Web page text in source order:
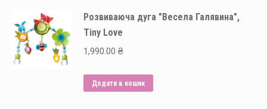
Розвиваюча дуга "Весела Галявина",
Tiny Love
1,990.00 ₴
Додати в кошик